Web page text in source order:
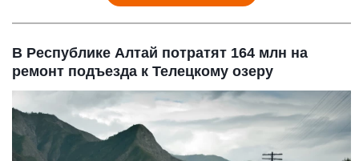
В Республике Алтай потратят 164 млн на
ремонт подъезда к Телецкому озеру